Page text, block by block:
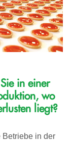
in einer
wo
liegt?
in der